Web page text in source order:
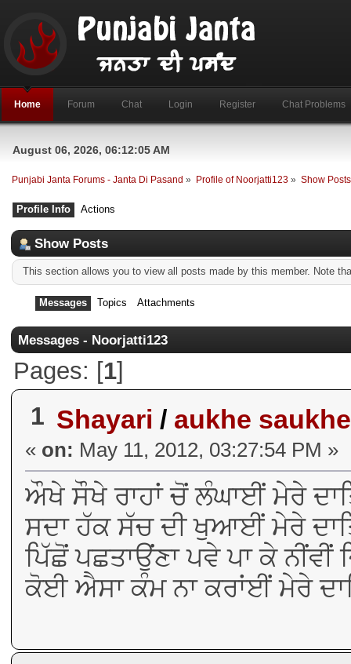
Home Forum Chat Login Register Chat Problems
August 06, 2026, 06:12:05 AM
Punjabi Janta Forums - Janta Di Pasand » Profile of Noorjatti123 » Show Posts
Profile Info Actions
Show Posts
This section allows you to view all posts made by this member. Note
Messages Topics Attachments
Messages - Noorjatti123
Pages: [1]
1 Shayari / aukhe
« on: May 11, 2012, 03:27:54 PM »
ਔਖੇ ਸੌਖੇ ਰਾਹਾਂ ਚੋਂ ਲੰਘਾਈਂ ਮੇਰੇ
ਸਦਾ ਹੱਕ ਸੱਚ ਦੀ ਖੁਆਈਂ ਮੇਰੇ
ਪਿੱਛੋਂ ਪਛਤਾਉਂਣਾ ਪਵੇ ਪਾ ਕੇ ਨੀਂਵੀਂ
ਕੋਈ ਐਸਾ ਕੰਮ ਨਾ ਕਰਾਂਈਂ ਮੇਰੇ